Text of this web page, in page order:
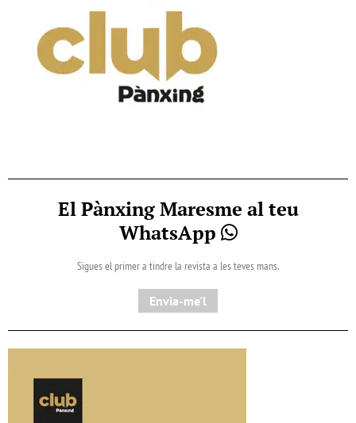
El Pànxing Maresme al teu
WhatsApp
Sigues el primer a tindre la revista a les teves mans.
Envia-me'l